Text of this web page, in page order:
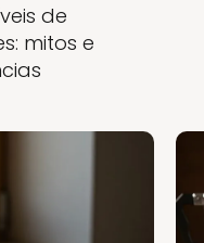
de
mitos e